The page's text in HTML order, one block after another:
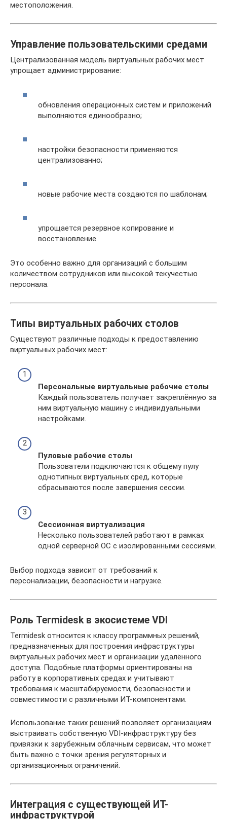
местоположения.
Управление пользовательскими средами
Централизованная модель виртуальных рабочих мест
упрощает администрирование:
обновления операционных систем и приложений
выполняются единообразно;
настройки безопасности применяются
централизованно;
новые рабочие места создаются по шаблонам;
упрощается резервное копирование и
восстановление.
Это особенно важно для организаций с большим
количеством сотрудников или высокой текучестью
персонала.
Типы виртуальных рабочих столов
Существуют различные подходы к предоставлению
виртуальных рабочих мест:
Персональные виртуальные рабочие столы
Каждый пользователь получает закреплённую за
ним виртуальную машину с индивидуальными
настройками.
Пуловые рабочие столы
Пользователи подключаются к общему пулу
однотипных виртуальных сред, которые
сбрасываются после завершения сессии.
Сессионная виртуализация
Несколько пользователей работают в рамках
одной серверной ОС с изолированными сессиями.
Выбор подхода зависит от требований к
персонализации, безопасности и нагрузке.
Роль Termidesk в экосистеме VDI
Termidesk относится к классу программных решений,
предназначенных для построения инфраструктуры
виртуальных рабочих мест и организации удалённого
доступа. Подобные платформы ориентированы на
работу в корпоративных средах и учитывают
требования к масштабируемости, безопасности и
совместимости с различными ИТ-компонентами.
Использование таких решений позволяет организациям
выстраивать собственную VDI-инфраструктуру без
привязки к зарубежным облачным сервисам, что может
быть важно с точки зрения регуляторных и
организационных ограничений.
Интеграция с существующей ИТ-
инфраструктурой